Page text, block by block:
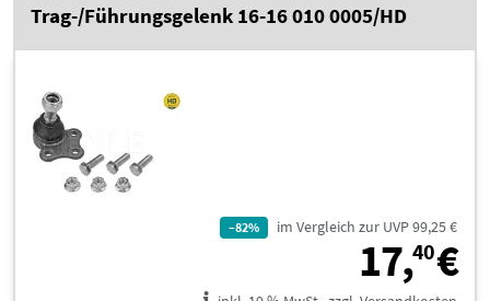
Trag-/Führungsgelenk 16-16 010 0005/HD
–82% im Vergleich zur UVP 99,25 €
17,40€